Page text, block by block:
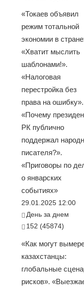
«Токаев объявил
режим тотальной
экономии в
«Хватит мыслить
шаблонами!».
«Налоговая
перестройка без
права на ошибку».
«Почему
РК публично
поддержал
писателя?».
«Приговоры по
о январских
событиях»
29.01.2025 12:00
День за днем
152 (45874)
«Как могут
казахстанцы:
глобальные
рисков».